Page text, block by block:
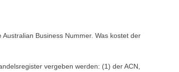
Business Nummer. Was kostet der
vergeben werden: (1) der ACN,